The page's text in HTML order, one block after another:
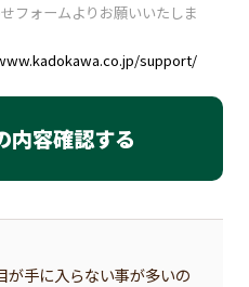
フォームよりお願いいたしま
support/
内容確認する
が手に入らない事が多いの